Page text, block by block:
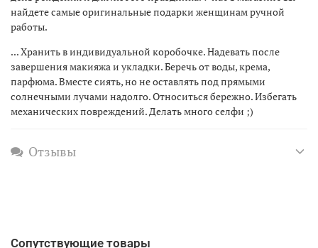
найдете самые оригинальные подарки женщинам ручной
работы.
... Хранить в индивидуальной коробочке. Надевать после
завершения макияжа и укладки. Беречь от воды, крема,
парфюма. Вместе сиять, но не оставлять под прямыми
солнечными лучами надолго. Относиться бережно. Избегать
механических повреждений. Делать много селфи ;)
Отзывы
Сопутствующие товары